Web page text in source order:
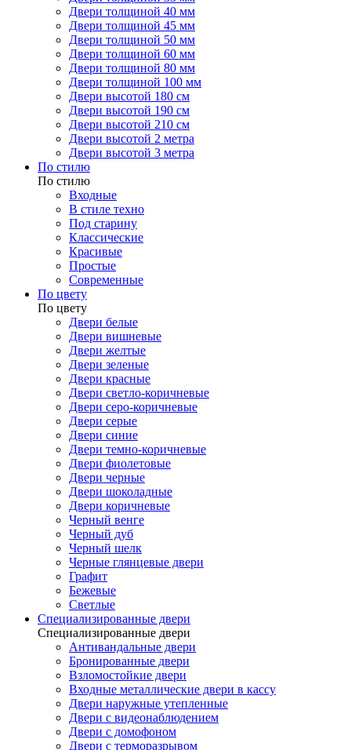
Двери толщиной 40 мм
Двери толщиной 45 мм
Двери толщиной 50 мм
Двери толщиной 60 мм
Двери толщиной 80 мм
Двери толщиной 100 мм
Двери высотой 180 см
Двери высотой 190 см
Двери высотой 210 см
Двери высотой 2 метра
Двери высотой 3 метра
По стилю
По стилю
Входные
В стиле техно
Под старину
Классические
Красивые
Простые
Современные
По цвету
По цвету
Двери белые
Двери вишневые
Двери желтые
Двери зеленые
Двери красные
Двери светло-коричневые
Двери серо-коричневые
Двери серые
Двери синие
Двери темно-коричневые
Двери фиолетовые
Двери черные
Двери шоколадные
Двери коричневые
Черный венге
Черный дуб
Черный шелк
Черные глянцевые двери
Графит
Бежевые
Светлые
Специализированные двери
Специализированные двери
Антивандальные двери
Бронированные двери
Взломостойкие двери
Входные металлические двери в кассу
Двери наружные утепленные
Двери с видеонаблюдением
Двери с домофоном
Двери с терморазрывом